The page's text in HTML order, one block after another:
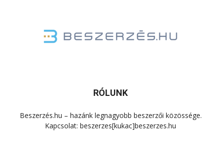
RÓLUNK
Beszerzés.hu – hazánk legnagyobb beszerzői közössége.
Kapcsolat: beszerzes[kukac]beszerzes.hu